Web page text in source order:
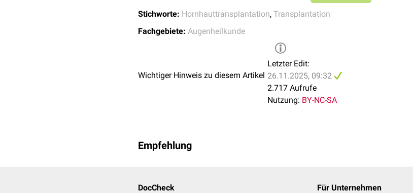
Stichworte: Hornhauttransplantation, Transplantation
Fachgebiete: Augenheilkunde
Wichtiger Hinweis zu diesem Artikel
Letzter Edit:
26.11.2025, 09:32
2.717 Aufrufe
Nutzung: BY-NC-SA
Empfehlung
DocCheck Für Unternehmen